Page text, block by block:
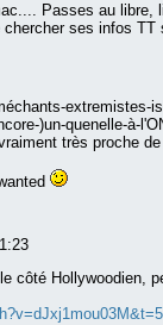
Passes au
ses infos TT
extremistes-
)un-quenelle-à-
très proche
côté Hollywoodien,